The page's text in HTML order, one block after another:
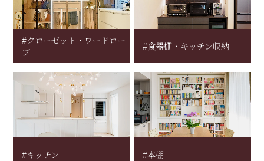
#クローゼット・ワードロー
ブ
#食器棚・キッチン収納
#キッチン #本棚